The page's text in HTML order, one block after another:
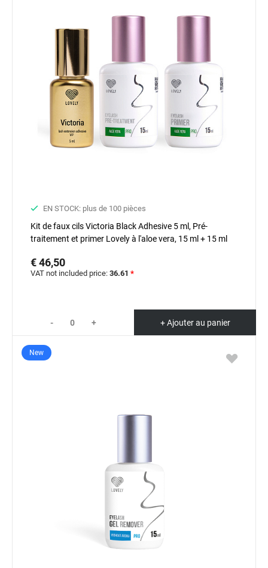
EN STOCK: plus de 100 pièces
Kit de faux cils Victoria Black Adhesive 5 ml, Pré-
traitement et primer Lovely à l'aloe vera, 15 ml + 15 ml
€ 46,50
VAT not included price: 36.61 *
- + + Ajouter au panier
New